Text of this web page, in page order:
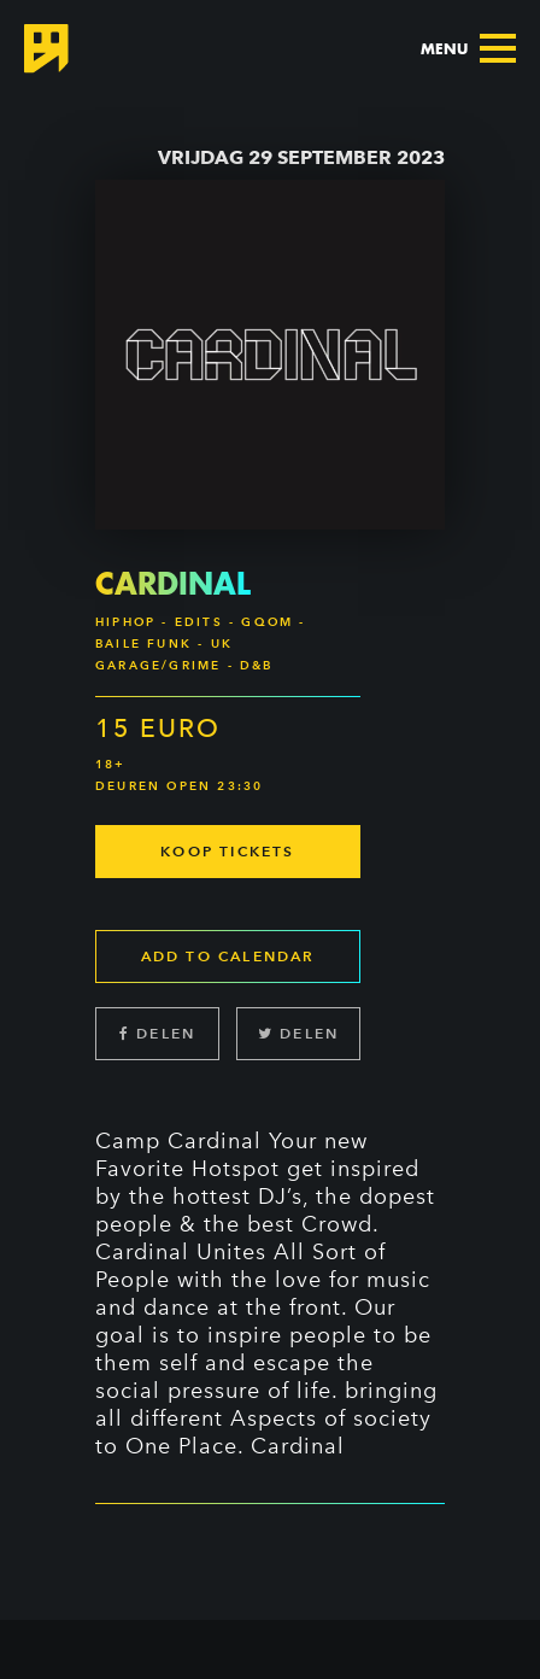
MENU
VRIJDAG 29 SEPTEMBER 2023
CARDINAL
HIPHOP - EDITS - GQOM -
BAILE FUNK - UK
GARAGE/GRIME - D&B
15 EURO
18+
DEUREN OPEN 23:30
KOOP TICKETS
ADD TO CALENDAR
DELEN DELEN
Camp Cardinal Your new
Favorite Hotspot get inspired
by the hottest DJ’s, the dopest
people & the best Crowd.
Cardinal Unites All Sort of
People with the love for music
and dance at the front. Our
goal is to inspire people to be
them self and escape the
social pressure of life. bringing
all different Aspects of society
to One Place. Cardinal